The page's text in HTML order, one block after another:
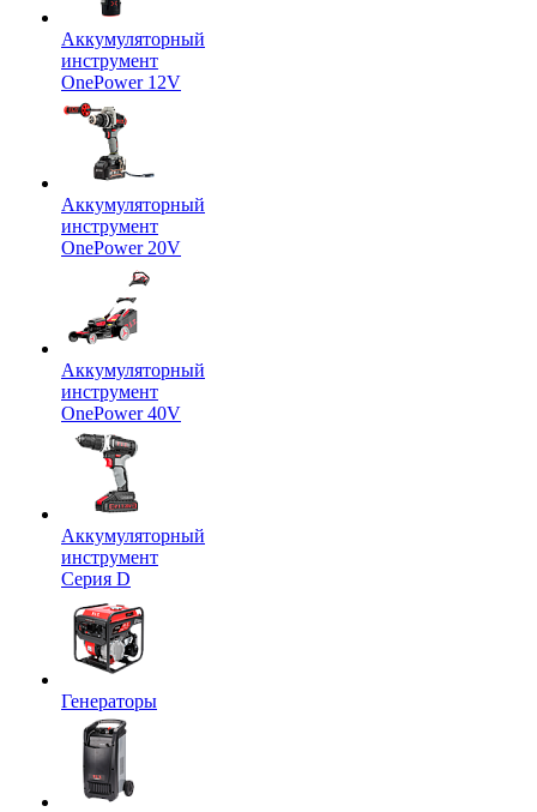
Аккумуляторный
инструмент
OnePower 12V
Аккумуляторный
инструмент
OnePower 20V
Аккумуляторный
инструмент
OnePower 40V
Аккумуляторный
инструмент
Серия D
Генераторы